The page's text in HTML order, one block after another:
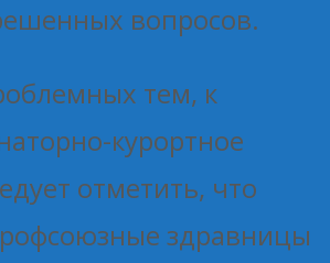
вопросов.
тем, к
курортное
отметить, что
здравницы